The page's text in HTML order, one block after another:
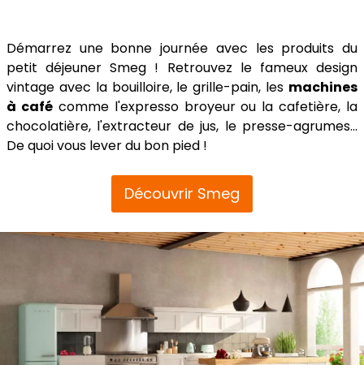
Démarrez une bonne journée avec les produits du
petit déjeuner Smeg ! Retrouvez le fameux design
vintage avec la bouilloire, le grille-pain, les machines
à cafécomme l'expresso broyeur ou la cafetière, la
chocolatière, l'extracteur de jus, le presse-agrumes...
De quoi vous lever du bon pied !
Découvrir Smeg